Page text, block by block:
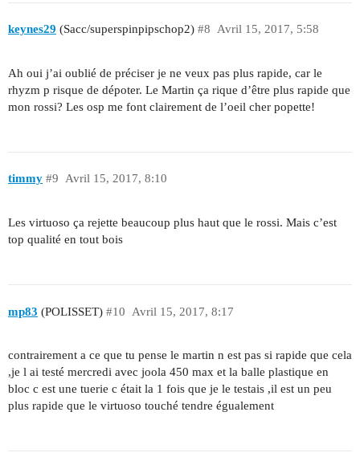
keynes29 (Sacc/superspinpipschop2) Avril 15, 2017, 5:58
#8
Ah oui j’ai oublié de préciser je ne veux pas plus rapide, car le
rhyzm p risque de dépoter. Le Martin ça rique d’être plus rapide que
mon rossi? Les osp me font clairement de l’oeil cher popette!
timmy Avril 15, 2017, 8:10
#9
Les virtuoso ça rejette beaucoup plus haut que le rossi. Mais c’est
top qualité en tout bois
mp83 (POLISSET) Avril 15, 2017, 8:17
#10
contrairement a ce que tu pense le martin n est pas si rapide que cela
,je l ai testé mercredi avec joola 450 max et la balle plastique en
bloc c est une tuerie c était la 1 fois que je le testais ,il est un peu
plus rapide que le virtuoso touché tendre égualement